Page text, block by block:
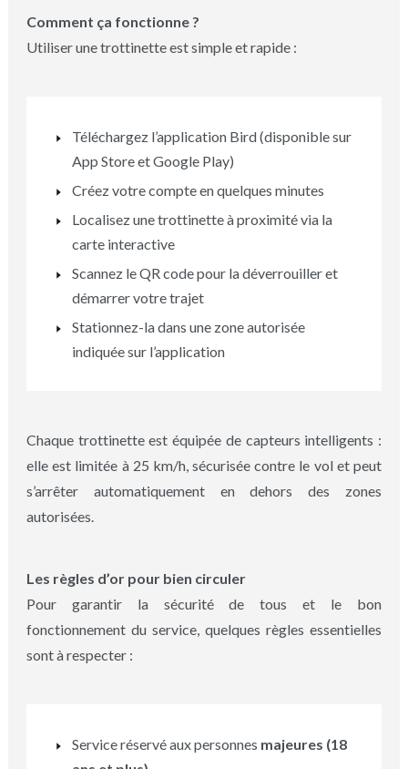
Comment ça fonctionne ?
Utiliser une trottinette est simple et rapide :
Téléchargez l’application Bird (disponible sur
App Store et Google Play)
Créez votre compte en quelques minutes
Localisez une trottinette à proximité via la
carte interactive
Scannez le QR code pour la déverrouiller et
démarrer votre trajet
Stationnez-la dans une zone autorisée
indiquée sur l’application
Chaque trottinette est équipée de capteurs intelligents :
elle est limitée à 25 km/h, sécurisée contre le vol et peut
s’arrêter automatiquement en dehors des zones
autorisées.
Les règles d’or pour bien circuler
Pour garantir la sécurité de tous et le bon
fonctionnement du service, quelques règles essentielles
sont à respecter :
Service réservé aux personnes majeures (18